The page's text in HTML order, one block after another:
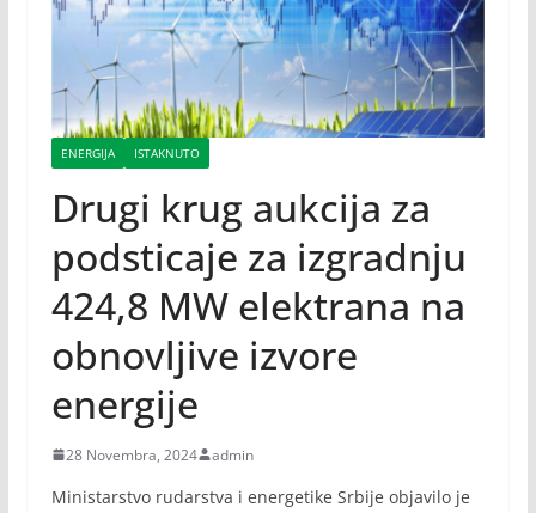
ENERGIJA ISTAKNUTO
Drugi krug aukcija za
podsticaje za izgradnju
424,8 MW elektrana na
obnovljive izvore
energije
28 Novembra, 2024 admin
Ministarstvo rudarstva i energetike Srbije objavilo je